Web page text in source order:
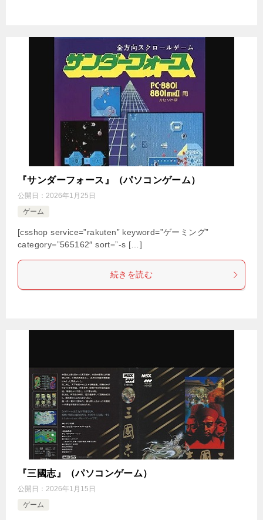
『サンダーフォース』（パソコンゲーム）
公開日： 2026年1月25日
ゲーム
[csshop service=”rakuten” keyword=”ゲーミング”
category=”565162″ sort=”-s […]
続きを読む
『三國志』（パソコンゲーム）
公開日： 2026年1月15日
ゲーム